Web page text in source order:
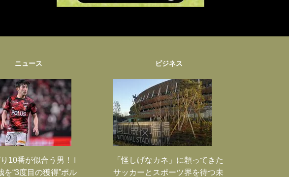
ニュース
10番が似合う男！｣
を“3度目の獲得”ポル
ビジネス
「怪しげなカネ」に頼ってきた
サッカーとスポーツ界を待つ未